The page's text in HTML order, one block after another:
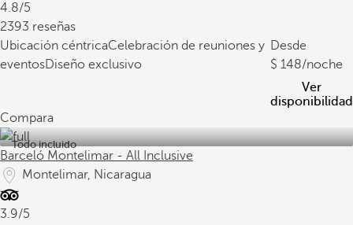
4.8/5
2393 reseñas
Ubicación céntricaCelebración de reuniones y
eventosDiseño exclusivo
Desde
148/noche
Ver
disponibilidad
Compara
Todo incluido
Barceló Montelimar - All Inclusive
Montelimar, Nicaragua
3.9/5